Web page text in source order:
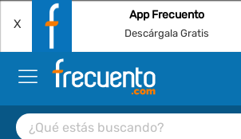
X
App Frecuento
Descárgala Gratis